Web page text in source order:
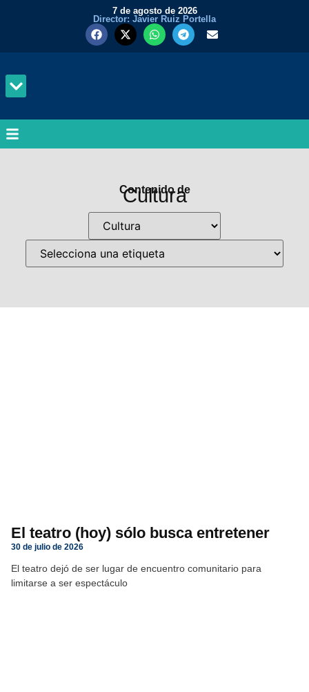
7 de agosto de 2026
Director: Javier Ruiz Portella
Contenido de
Cultura
El teatro (hoy) sólo busca entretener
30 de julio de 2026
El teatro dejó de ser lugar de encuentro comunitario para
limitarse a ser espectáculo